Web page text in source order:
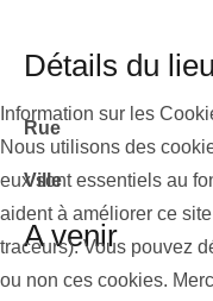
Détails du lieu
Rue
Ville
A venir
Information sur les
Nous utilisons des
eux sont essentiels au
aident à améliorer ce
traceurs). Vous pouvez
ou non ces cookies.